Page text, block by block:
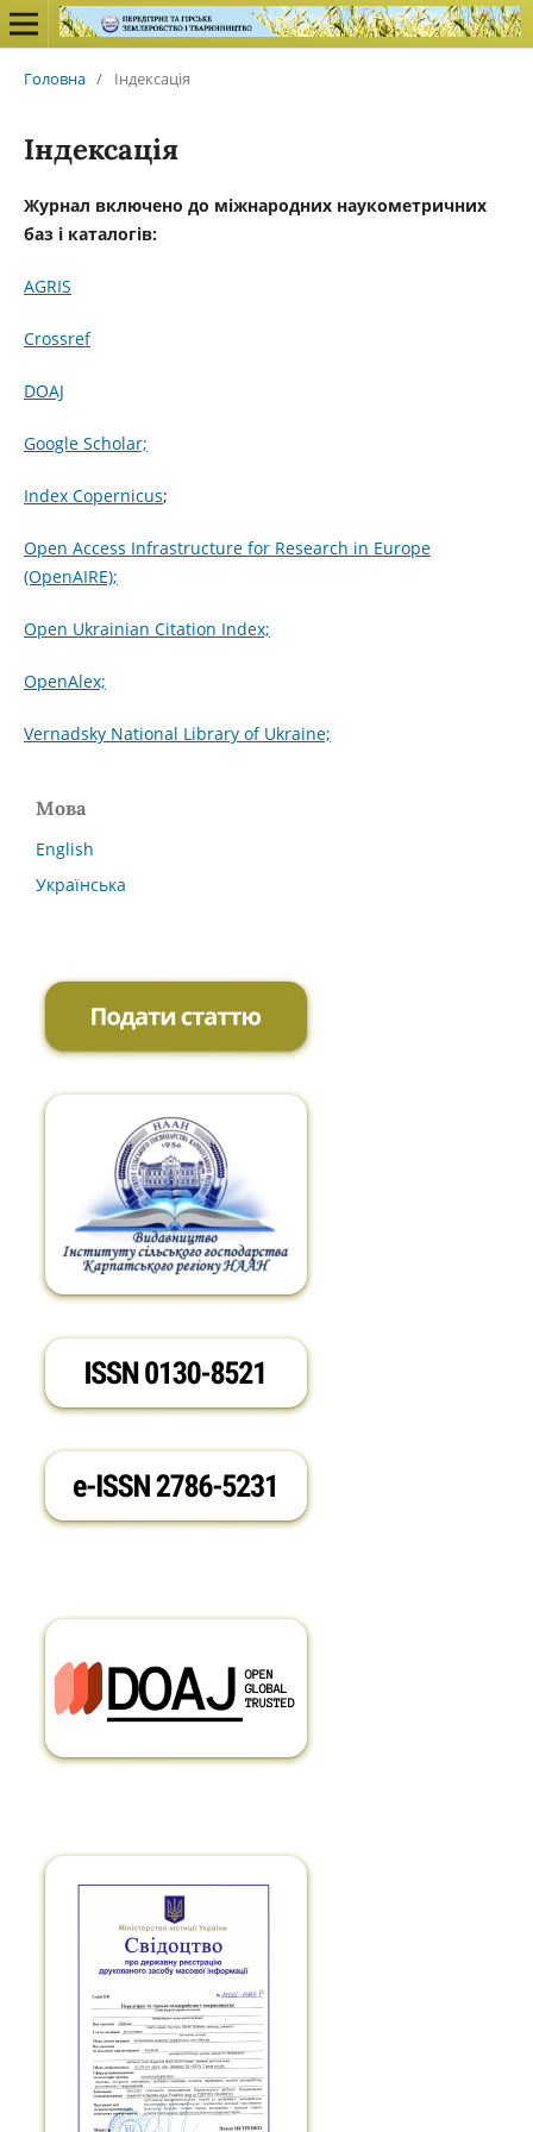
Головна / Індексація
Індексація
Журнал включено до міжнародних наукометричних
баз і каталогів:
AGRIS
Crossref
DOAJ
Google Scholar;
Index Copernicus;
Open Access Infrastructure for Research in Europe
(OpenAIRE);
Open Ukrainian Citation Index;
OpenAlex;
Vernadsky National Library of Ukraine;
Мова
English
Українська